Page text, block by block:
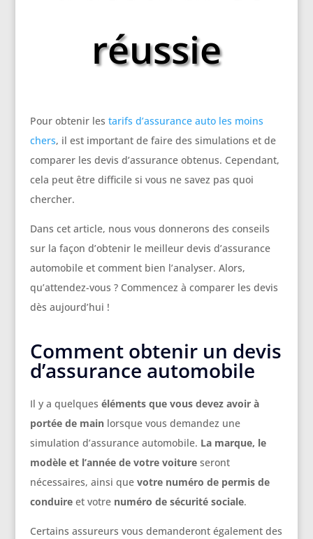
réussie
Pour obtenir les tarifs d’assurance auto les moins
chers, il est important de faire des simulations et de
comparer les devis d’assurance obtenus. Cependant,
cela peut être difficile si vous ne savez pas quoi
chercher.
Dans cet article, nous vous donnerons des conseils
sur la façon d’obtenir le meilleur devis d’assurance
automobile et comment bien l’analyser. Alors,
qu’attendez-vous ? Commencez à comparer les devis
dès aujourd’hui !
Comment obtenir un devis
d’assurance automobile
Il y a quelques éléments que vous devez avoir à
portée de mainlorsque vous demandez une
simulation d’assurance automobile. La marque, le
modèle et l’année de votre voitureseront
nécessaires, ainsi que votre numéro de permis de
conduireet votre numéro de sécurité sociale.
Certains assureurs vous demanderont également des